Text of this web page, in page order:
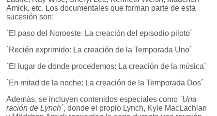
Amick, etc. Los documentales que forman parte de esta
sucesión son:
`El paso del Noroeste: La creación del episodio piloto´
`Recién exprimido: La creación de la Temporada Uno´
`El lugar de donde procedemos: La creación de la música´
`En mitad de la noche: La creación de la Temporada Dos´
Además, se incluyen contenidos especiales como `Una
ración de Lynch´, donde el propio Lynch, Kyle MacLachlan